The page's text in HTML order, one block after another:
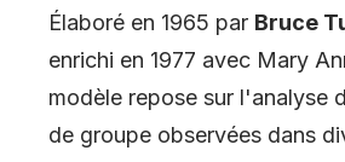
Élaboré en 1965 par Bruce
enrichi en 1977 avec Mary
modèle repose sur l'analyse
de groupe observées dans